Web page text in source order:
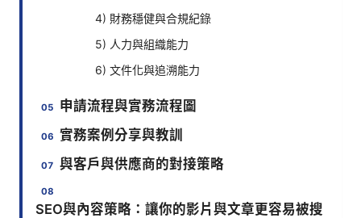
4) 財務穩健與合規紀錄
5) 人力與組織能力
6) 文件化與追溯能力
申請流程與實務流程圖
實務案例分享與教訓
與客戶與供應商的對接策略
SEO與內容策略：讓你的影片與文章更容易被搜